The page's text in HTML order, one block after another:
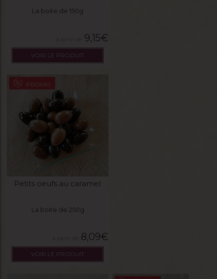
La boite de 150g
9,15€
VOIR LE PRODUIT
PROMO
Petits oeufs au caramel
La boite de 250g
8,09€
VOIR LE PRODUIT